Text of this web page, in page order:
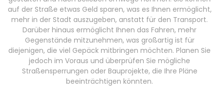
auf der Straße etwas Geld sparen, was es Ihnen ermöglicht,
mehr in der Stadt auszugeben, anstatt für den Transport.
Darüber hinaus ermöglicht Ihnen das Fahren, mehr
Gegenstände mitzunehmen, was großartig ist für
diejenigen, die viel Gepäck mitbringen möchten. Planen Sie
jedoch im Voraus und überprüfen Sie mögliche
Straßensperrungen oder Bauprojekte, die Ihre Pläne
beeinträchtigen könnten.